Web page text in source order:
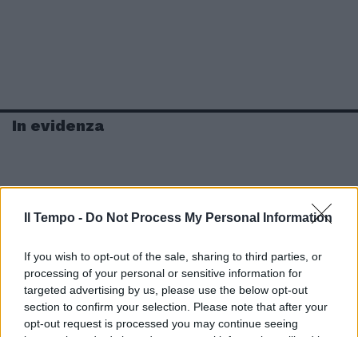
Il Tempo - Do Not Process My Personal Information
If you wish to opt-out of the sale, sharing to third parties, or
processing of your personal or sensitive information for
targeted advertising by us, please use the below opt-out
section to confirm your selection. Please note that after your
opt-out request is processed you may continue seeing
In evidenza